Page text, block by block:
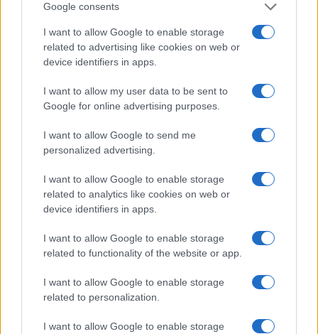
Google consents
I want to allow Google to enable storage
related to advertising like cookies on web or
device identifiers in apps.
I want to allow my user data to be sent to
Google for online advertising purposes.
I want to allow Google to send me
personalized advertising.
I want to allow Google to enable storage
related to analytics like cookies on web or
device identifiers in apps.
I want to allow Google to enable storage
related to functionality of the website or app.
I want to allow Google to enable storage
related to personalization.
I want to allow Google to enable storage
I nostri cari
I nostri cari
Giovannimaria Cabras
Invia un Comunicato Stampa|Pubblicità|